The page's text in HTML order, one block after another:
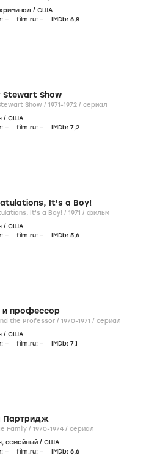
криминал / США
– film.ru: – IMDb: 6,8
Stewart Show
Jimmy Stewart Show / 1971-1972 / сериал
/ США
– film.ru: – IMDb: 7,2
It's a Boy!
Congratulations, It's a Boy! / 1971 / фильм
/ США
– film.ru: – IMDb: 5,6
и профессор
Nanny and the Professor / 1970-1971 / сериал
/ США
– film.ru: – IMDb: 7,1
Партридж
Partridge Family / 1970-1974 / сериал
, семейный / США
– film.ru: – IMDb: 6,6